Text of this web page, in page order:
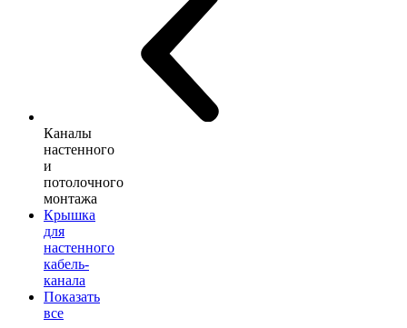
Каналы
настенного
и
потолочного
монтажа
Крышка
для
настенного
кабель-
канала
Показать
все